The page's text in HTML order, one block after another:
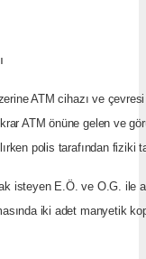
ATM cihazı ve
ATM önüne gelen ve
polis tarafından fiziki
isteyen E.Ö. ve O.G. ile
iki adet manyetik